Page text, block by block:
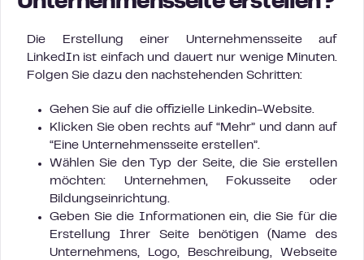
Die Erstellung einer Unternehmensseite auf
LinkedIn ist einfach und dauert nur wenige Minuten.
Folgen Sie dazu den nachstehenden Schritten:
Gehen Sie auf die offizielle Linkedin-Website.
Klicken Sie oben rechts auf “Mehr” und dann auf
“Eine Unternehmensseite erstellen”.
Wählen Sie den Typ der Seite, die Sie erstellen
möchten: Unternehmen, Fokusseite oder
Bildungseinrichtung.
Geben Sie die Informationen ein, die Sie für die
Erstellung Ihrer Seite benötigen (Name des
Unternehmens, Logo, Beschreibung, Webseite